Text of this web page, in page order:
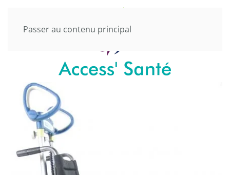
Passer au contenu principal